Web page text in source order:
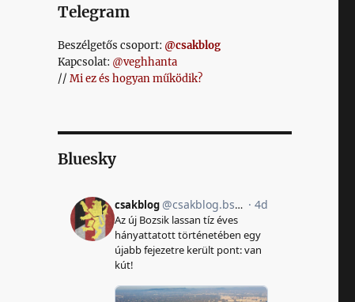
Telegram
Beszélgetős csoport: @csakblog
Kapcsolat: @veghhanta
// Mi ez és hogyan működik?
Bluesky